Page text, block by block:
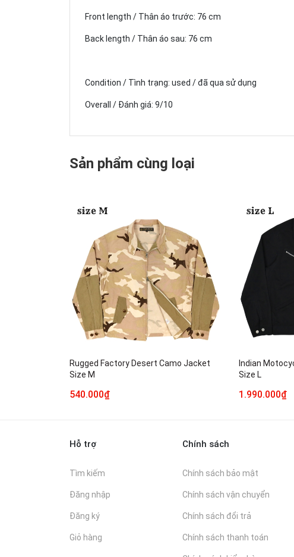
Front length / Thân áo trước: 76 cm
Back length / Thân áo sau: 76 cm
Condition / Tình trạng: used / đã qua sử dụng
Overall / Đánh giá: 9/10
Sản phẩm cùng loại
Rugged Factory Desert Camo Jacket
Size M
540.000₫
Indian
Size L
1.990.000₫
Hỗ trợ
Tìm kiếm
Đăng nhập
Đăng ký
Giỏ hàng
Chính sách
Chính sách bảo mật
Chính sách vận chuyển
Chính sách đổi trả
Chính sách thanh toán